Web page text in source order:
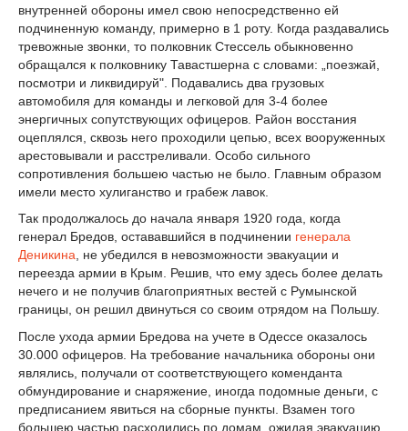
внутренней обороны имел свою непосредственно ей
подчиненную команду, примерно в 1 роту. Когда раздавались
тревожные звонки, то полковник Стессель обыкновенно
обращался к полковнику Тавастшерна с словами: „поезжай,
посмотри и ликвидируй". Подавались два грузовых
автомобиля для команды и легковой для 3-4 более
энергичных сопутствующих офицеров. Район восстания
оцеплялся, сквозь него проходили цепью, всех вооруженных
арестовывали и расстреливали. Особо сильного
сопротивления большею частью не было. Главным образом
имели место хулиганство и грабеж лавок.
Так продолжалось до начала января 1920 года, когда
генерал Бредов, остававшийся в подчинении генерала
Деникина, не убедился в невозможности эвакуации и
переезда армии в Крым. Решив, что ему здесь более делать
нечего и не получив благоприятных вестей с Румынской
границы, он решил двинуться со своим отрядом на Польшу.
После ухода армии Бредова на учете в Одессе оказалось
30.000 офицеров. На требование начальника обороны они
являлись, получали от соответствующего коменданта
обмундирование и снаряжение, иногда подомные деньги, с
предписанием явиться на сборные пункты. Взамен того
большею частью расходились по домам, ожидая эвакуацию.